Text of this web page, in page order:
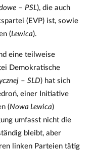
– PSL), die auch
(EVP) ist, sowie
(Lewica).
eine teilweise
Demokratische
– SLD) hat sich
einer Initiative
(Nowa Lewica)
umfasst nicht die
bleibt, aber
linken Parteien tätig